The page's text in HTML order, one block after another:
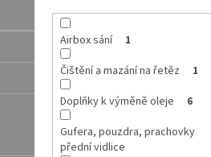
Airbox sání 1
Čištění a mazání na řetěz 1
Doplňky k výměně oleje 6
Gufera, pouzdra, prachovky
přední vidlice